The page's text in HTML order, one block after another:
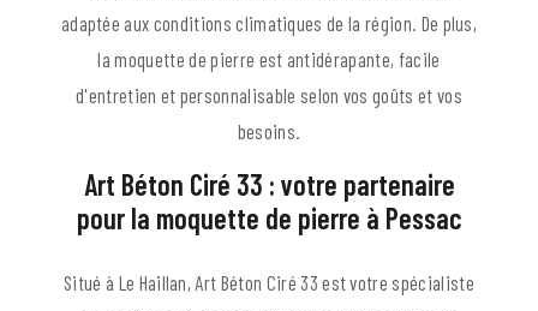
adaptée aux conditions climatiques de la région. De plus,
la moquette de pierre est antidérapante, facile
d'entretien et personnalisable selon vos goûts et vos
besoins.
Art Béton Ciré 33 : votre partenaire
pour la moquette de pierre à Pessac
Situé à Le Haillan, Art Béton Ciré 33 est votre spécialiste